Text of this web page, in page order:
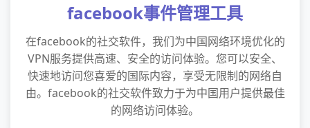
facebook事件管理工具
在facebook的社交软件，我们为中国网络环境优化的
VPN服务提供高速、安全的访问体验。您可以安全、
快速地访问您喜爱的国际内容，享受无限制的网络自
由。facebook的社交软件致力于为中国用户提供最佳
的网络访问体验。